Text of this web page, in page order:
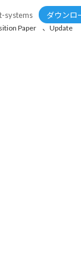
systems ダウンロ
Paper 、 Update